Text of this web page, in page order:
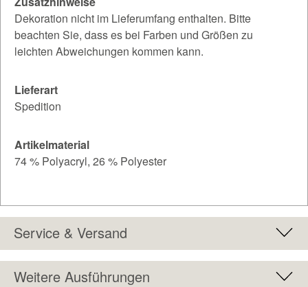
Dekoration nicht im Lieferumfang enthalten. Bitte
beachten Sie, dass es bei Farben und Größen zu
leichten Abweichungen kommen kann.
Lieferart
Spedition
Artikelmaterial
74 % Polyacryl, 26 % Polyester
Service & Versand
Weitere Ausführungen